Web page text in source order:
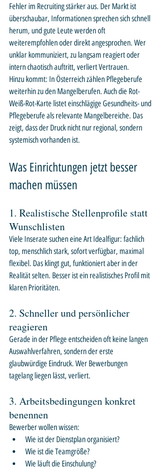
Fehler im Recruiting stärker aus. Der Markt ist
überschaubar, Informationen sprechen sich schnell
herum, und gute Leute werden oft
weiterempfohlen oder direkt angesprochen. Wer
unklar kommuniziert, zu langsam reagiert oder
intern chaotisch auftritt, verliert Vertrauen.
Hinzu kommt: In Österreich zählen Pflegeberufe
weiterhin zu den Mangelberufen. Auch die Rot-
Weiß-Rot-Karte listet einschlägige Gesundheits- und
Pflegeberufe als relevante Mangelbereiche. Das
zeigt, dass der Druck nicht nur regional, sondern
systemisch vorhanden ist.
Was Einrichtungen jetzt besser
machen müssen
1. Realistische Stellenprofile statt
Wunschlisten
Viele Inserate suchen eine Art Idealfigur: fachlich
top, menschlich stark, sofort verfügbar, maximal
flexibel. Das klingt gut, funktioniert aber in der
Realität selten. Besser ist ein realistisches Profil mit
klaren Prioritäten.
2. Schneller und persönlicher
reagieren
Gerade in der Pflege entscheiden oft keine langen
Auswahlverfahren, sondern der erste
glaubwürdige Eindruck. Wer Bewerbungen
tagelang liegen lässt, verliert.
3. Arbeitsbedingungen konkret
benennen
Bewerber wollen wissen:
Wie ist der Dienstplan organisiert?
Wie ist die Teamgröße?
Wie läuft die Einschulung?